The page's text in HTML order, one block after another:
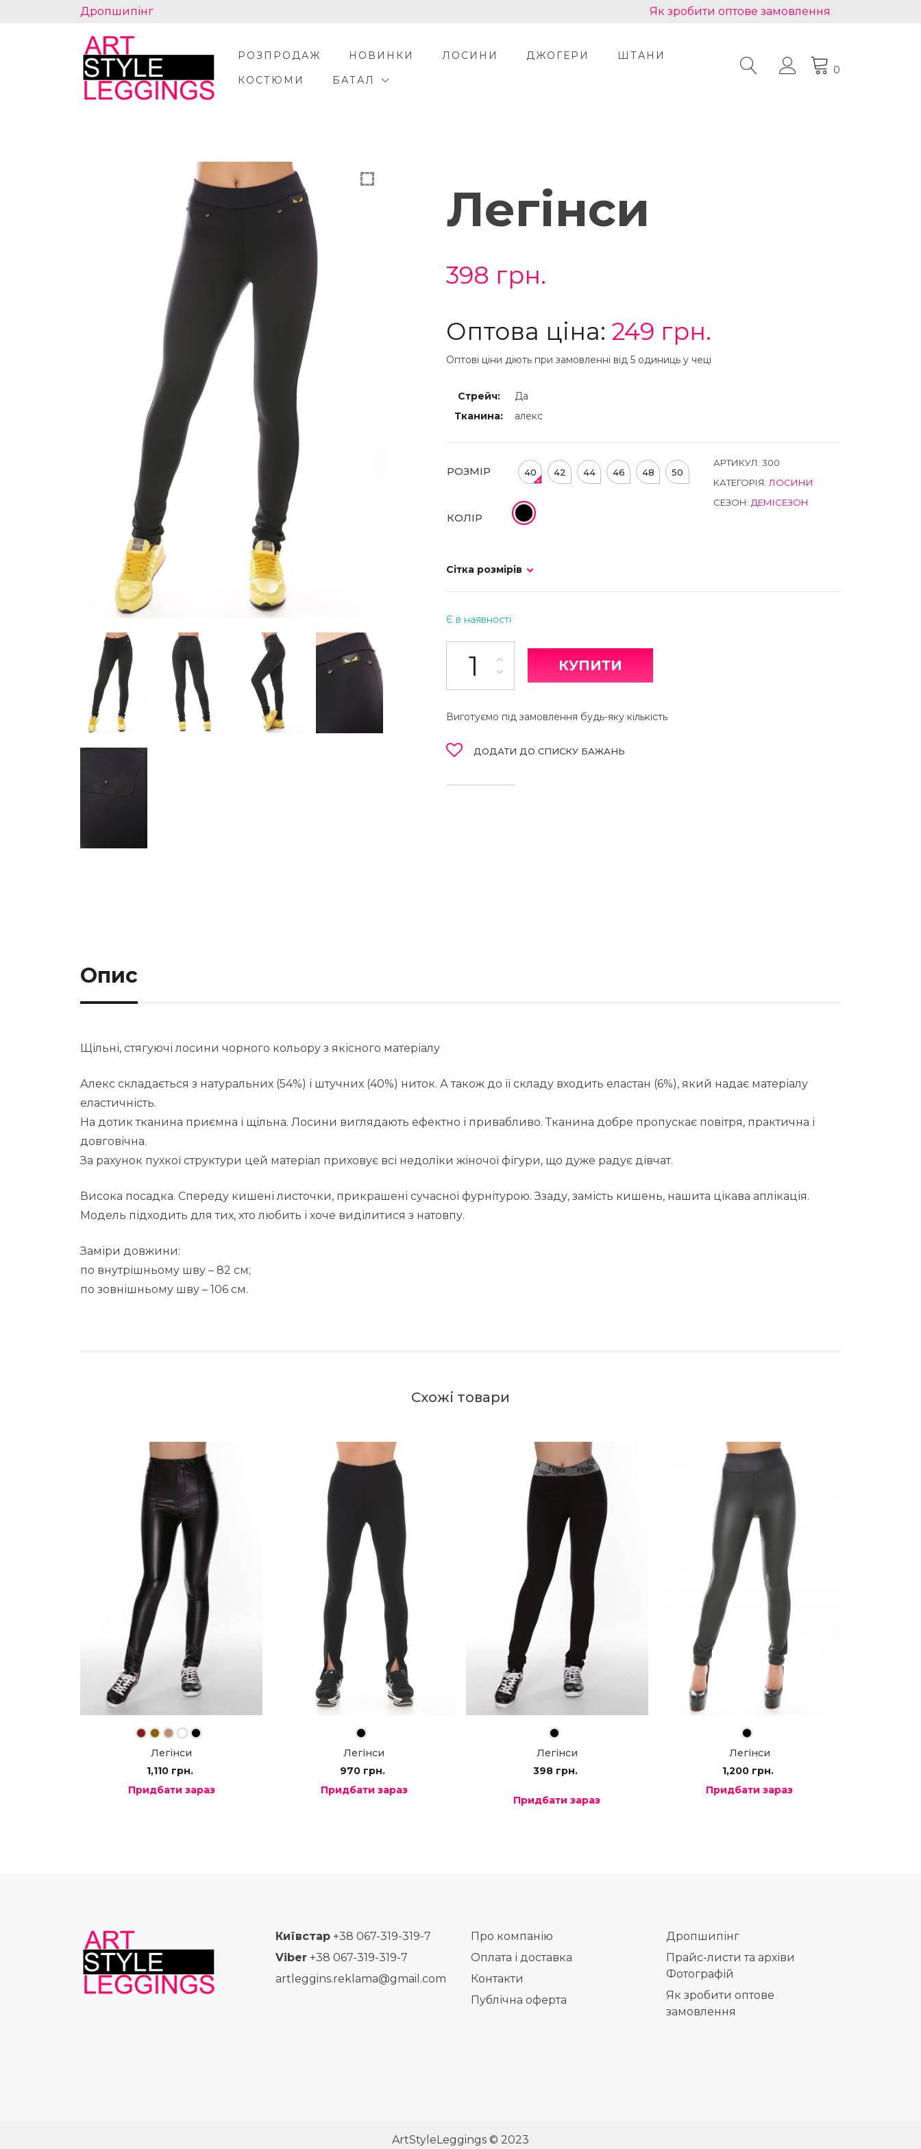
Дропшипінг Як зробити оптове замовлення
РОЗПРОДАЖ НОВИНКИ ЛОСИНИ ДЖОГЕРИ
ШТАНИ
КОСТЮМИ
БАТАЛ
0
Легінси
398 грн.
Оптова ціна: 249 грн.
Оптові ціни діють при замовленні від 5 одиниць у чеці
Стрейч:
Да
Тканина:
алекс
РОЗМІР 40 42 44 46 48 50
КОЛІР
Сітка розмірів
АРТИКУЛ: 300
КАТЕГОРІЯ: ЛОСИНИ
СЕЗОН: ДЕМІСЕЗОН
Є в наявності
КУПИТИ
Виготуємо під замовлення будь-яку кількість
ДОДАТИ ДО СПИСКУ БАЖАНЬ
Опис
Щільні, стягуючі лосини чорного кольору з якісного матеріалу
Алекс складається з натуральних (54%) і штучних (40%) ниток. А також до її складу входить еластан (6%), який надає матеріалу
еластичність.
На дотик тканина приємна і щільна. Лосини виглядають ефектно і привабливо. Тканина добре пропускає повітря, практична і
довговічна.
За рахунок пухкої структури цей матеріал приховує всі недоліки жіночої фігури, що дуже радує дівчат.
Висока посадка. Спереду кишені листочки, прикрашені сучасної фурнітурою. Ззаду, замість кишень, нашита цікава аплікація.
Модель підходить для тих, хто любить і хоче виділитися з натовпу.
Заміри довжини:
по внутрішньому шву – 82 см;
по зовнішньому шву – 106 см.
Схожі товари
Легінси
1,110 грн.
Придбати зараз
Легінси
970 грн.
Придбати зараз
Легінси
398 грн.
Придбати зараз
Легінси
1,200 грн.
Придбати зараз
Київстар +38 067-319-319-7
Viber +38 067-319-319-7
artleggins.reklama@gmail.com
Про компанію
Оплата і доставка
Контакти
Публічна оферта
Дропшипінг
Прайс-листи та архіви
Фотографій
Як зробити оптове
замовлення
ArtStyleLeggings © 2023